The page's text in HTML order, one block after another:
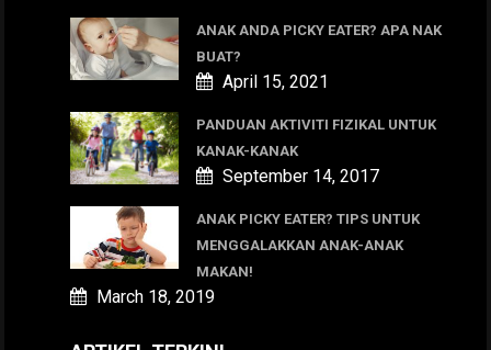
ANAK ANDA PICKY EATER? APA NAK
BUAT?
April 15, 2021
PANDUAN AKTIVITI FIZIKAL UNTUK
KANAK-KANAK
September 14, 2017
ANAK PICKY EATER? TIPS UNTUK
MENGGALAKKAN ANAK-ANAK
MAKAN!
March 18, 2019